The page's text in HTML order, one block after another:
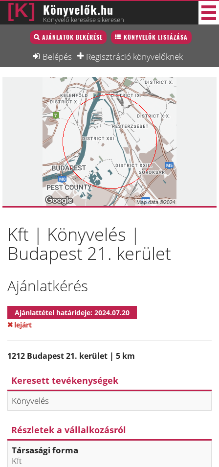
Könyvelők.hu
Könyvelő keresése sikeresen
AJÁNLATOK BEKÉRÉSE KÖNYVELŐK LISTÁZÁSA
Belépés Regisztráció könyvelőknek
Könyvelő lista
Könyvelési munkák
Kft | Könyvelés |
Budapest 21. kerület
Ajánlatkérés
Ajánlattétel határideje: 2024.07.20
lejárt
1212 Budapest 21. kerület | 5 km
Keresett tevékenységek
Könyvelés
Részletek a vállalkozásról
Társasági forma
Kft